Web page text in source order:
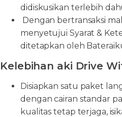
didiskusikan terlebih
Dengan bertransaksi
menyetujui Syarat &
ditetapkan oleh
Kelebihan aki Drive
Disiapkan satu paket
dengan cairan standar
kualitas tetap terjaga,